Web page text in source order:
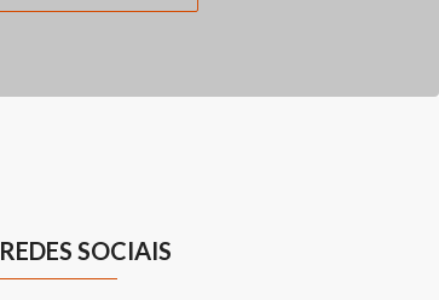
REDES SOCIAIS